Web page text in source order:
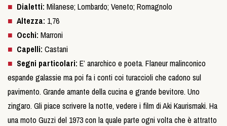
Dialetti: Milanese; Lombardo; Veneto; Romagnolo
Altezza: 1,76
Occhi: Marroni
Capelli: Castani
Segni particolari: E’ anarchico e poeta. Flaneur malinconico
espande galassie ma poi fa i conti coi turaccioli che cadono sul
pavimento. Grande amante della cucina e grande bevitore. Uno
zingaro. Gli piace scrivere la notte, vedere i film di Aki Kaurismaki. Ha
una moto Guzzi del 1973 con la quale parte ogni volta che è attratto